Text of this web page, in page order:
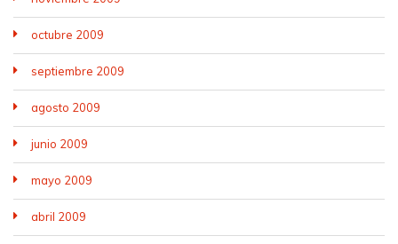
octubre 2009
septiembre 2009
agosto 2009
junio 2009
mayo 2009
abril 2009